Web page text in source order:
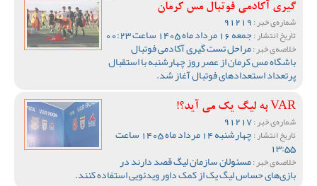
گیری آکادمی فوتبال مس کرمان
شماره‌ی خبر :
تاریخ انتشار :جمعه 16 مرداد ماه 1405 ساعت 00:23
خلاصه‌ی خبر :مراحل تست گیری آکادمی فوتبال
باشگاه مس کرمان از عصر روز چهارشنبه با استقبال
پرتعداد استعدادهای فوتبال آغاز شد.
VAR به لیگ یک می آید؟!
شماره‌ی خبر :
تاریخ انتشار : چهارشنبه 14 مرداد ماه 1405 ساعت
13:55
خلاصه‌ی خبر :مسئولان سازمان لیگ قصد دارند در
بازی‌های حساس لیگ یک از کمک داور ویدئویی استفاده کنند.